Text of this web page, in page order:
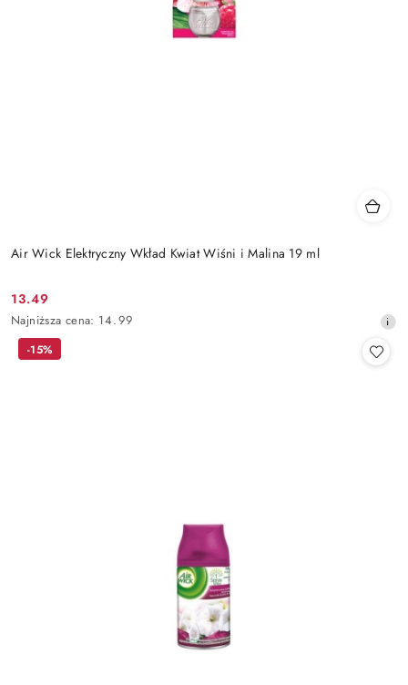
Air Wick Elektryczny Wkład Kwiat Wiśni i Malina 19 ml
Cena
promocyjna:
13.49
Najniższa
cena
Najniższa cena: 14.99
-15%